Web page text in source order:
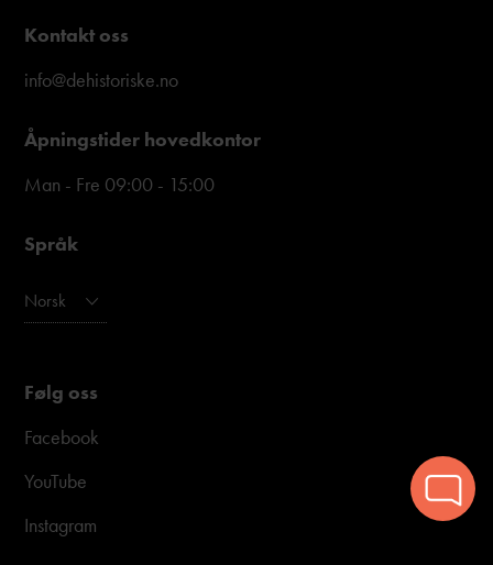
Kontakt oss
info@dehistoriske.no
Åpningstider hovedkontor
Man - Fre 09:00 - 15:00
Språk
Norsk
Følg oss
Facebook
YouTube
Instagram